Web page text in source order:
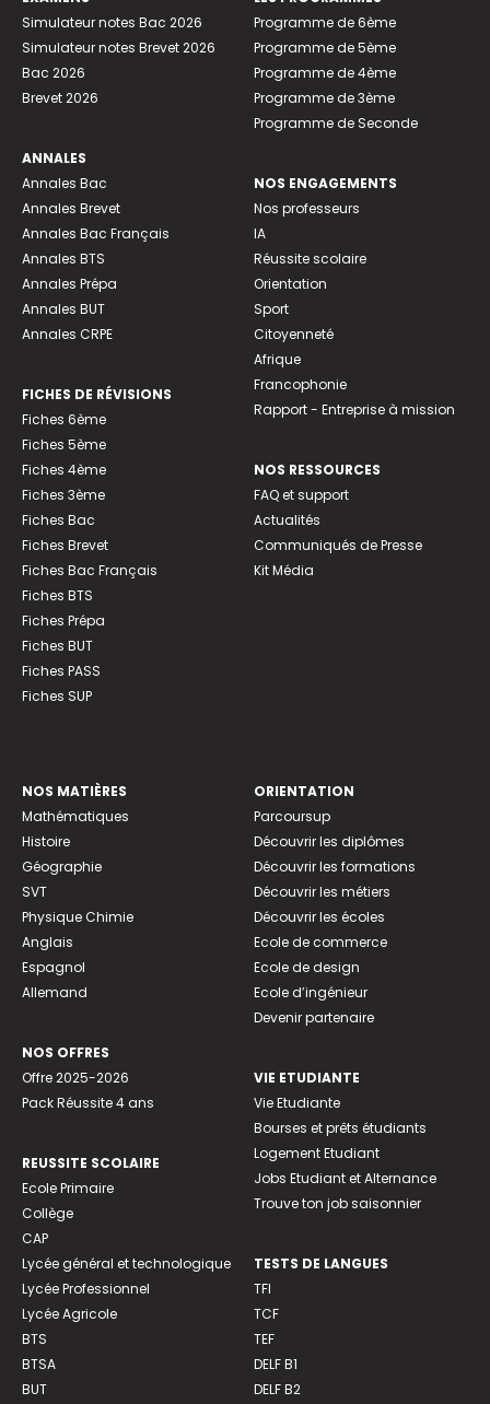
Simulateur notes Bac 2026
Simulateur notes Brevet 2026
Bac 2026
Brevet 2026
ANNALES
Annales Bac
Annales Brevet
Annales Bac Français
Annales BTS
Annales Prépa
Annales BUT
Annales CRPE
FICHES DE RÉVISIONS
Fiches 6ème
Fiches 5ème
Fiches 4ème
Fiches 3ème
Fiches Bac
Fiches Brevet
Fiches Bac Français
Fiches BTS
Fiches Prépa
Fiches BUT
Fiches PASS
Fiches SUP
Programme de 6ème
Programme de 5ème
Programme de 4ème
Programme de 3ème
Programme de Seconde
NOS ENGAGEMENTS
Nos professeurs
IA
Réussite scolaire
Orientation
Sport
Citoyenneté
Afrique
Francophonie
Rapport - Entreprise à mission
NOS RESSOURCES
FAQ et support
Actualités
Communiqués de Presse
Kit Média
NOS MATIÈRES
Mathématiques
Histoire
Géographie
SVT
Physique Chimie
Anglais
Espagnol
Allemand
NOS OFFRES
Offre 2025-2026
Pack Réussite 4 ans
REUSSITE SCOLAIRE
Ecole Primaire
Collège
CAP
Lycée général et technologique
Lycée Professionnel
Lycée Agricole
BTS
BTSA
BUT
ORIENTATION
Parcoursup
Découvrir les diplômes
Découvrir les formations
Découvrir les métiers
Découvrir les écoles
Ecole de commerce
Ecole de design
Ecole d’ingénieur
Devenir partenaire
VIE ETUDIANTE
Vie Etudiante
Bourses et prêts étudiants
Logement Etudiant
Jobs Etudiant et Alternance
Trouve ton job saisonnier
TESTS DE LANGUES
TFI
TCF
TEF
DELF B1
DELF B2